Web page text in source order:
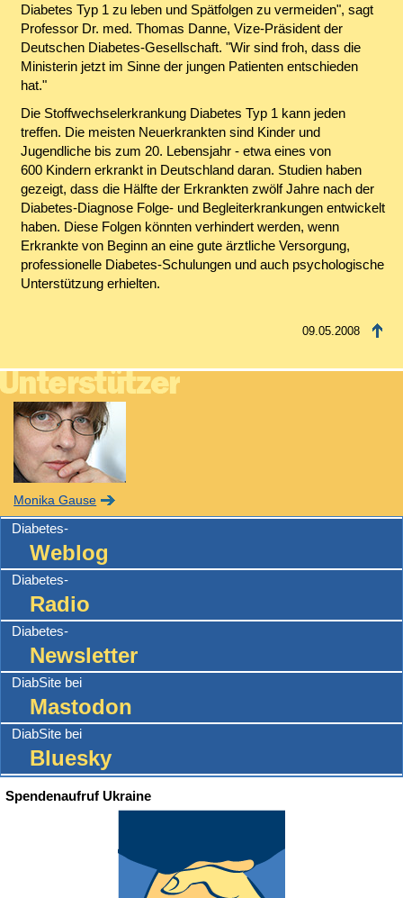
Diabetes Typ 1 zu leben und Spätfolgen zu vermeiden", sagt
Professor Dr. med. Thomas Danne, Vize-Präsident der
Deutschen Diabetes-Gesellschaft. "Wir sind froh, dass die
Ministerin jetzt im Sinne der jungen Patienten entschieden
hat."
Die Stoffwechselerkrankung Diabetes Typ 1 kann jeden
treffen. Die meisten Neuerkrankten sind Kinder und
Jugendliche bis zum 20. Lebensjahr - etwa eines von
600 Kindern erkrankt in Deutschland daran. Studien haben
gezeigt, dass die Hälfte der Erkrankten zwölf Jahre nach der
Diabetes-Diagnose Folge- und Begleiterkrankungen entwickelt
haben. Diese Folgen könnten verhindert werden, wenn
Erkrankte von Beginn an eine gute ärztliche Versorgung,
professionelle Diabetes-Schulungen und auch psychologische
Unterstützung erhielten.
09.05.2008
Monika Gause
Diabetes-
Weblog
Diabetes-
Radio
Diabetes-
Newsletter
DiabSite bei
Mastodon
DiabSite bei
Bluesky
Spendenaufruf Ukraine